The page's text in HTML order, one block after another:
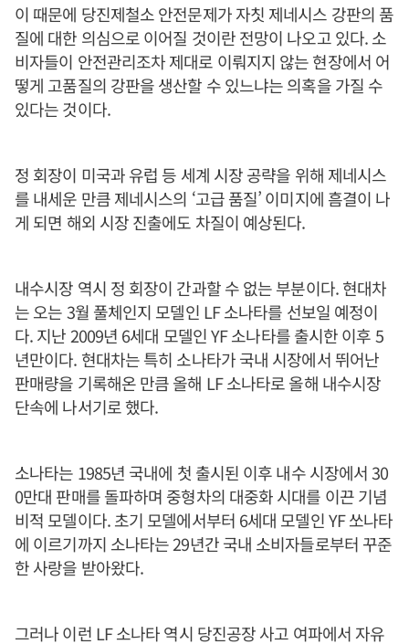
이 때문에 당진제철소 안전문제가 자칫 제네시스 강판의 품
질에 대한 의심으로 이어질 것이란 전망이 나오고 있다. 소
비자들이 안전관리조차 제대로 이뤄지지 않는 현장에서 어
떻게 고품질의 강판을 생산할 수 있느냐는 의혹을 가질 수
있다는 것이다.
정 회장이 미국과 유럽 등 세계 시장 공략을 위해 제네시스
를 내세운 만큼 제네시스의 ‘고급 품질’ 이미지에 흠결이 나
게 되면 해외 시장 진출에도 차질이 예상된다.
내수시장 역시 정 회장이 간과할 수 없는 부분이다. 현대차
는 오는 3월 풀체인지 모델인 LF 소나타를 선보일 예정이
다. 지난 2009년 6세대 모델인 YF 소나타를 출시한 이후 5
년만이다. 현대차는 특히 소나타가 국내 시장에서 뛰어난
판매량을 기록해온 만큼 올해 LF 소나타로 올해 내수시장
단속에 나서기로 했다.
소나타는 1985년 국내에 첫 출시된 이후 내수 시장에서 30
0만대 판매를 돌파하며 중형차의 대중화 시대를 이끈 기념
비적 모델이다. 초기 모델에서부터 6세대 모델인 YF 쏘나타
에 이르기까지 소나타는 29년간 국내 소비자들로부터 꾸준
한 사랑을 받아왔다.
그러나 이런 LF 소나타 역시 당진공장 사고 여파에서 자유